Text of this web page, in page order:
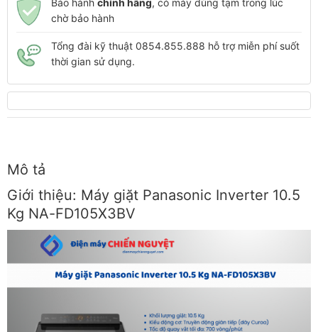
chờ bảo hành
Tổng đài kỹ thuật 0854.855.888 hỗ trợ miễn phí suốt
thời gian sử dụng.
Mô tả
Giới thiệu: Máy giặt Panasonic Inverter 10.5
Kg NA-FD105X3BV